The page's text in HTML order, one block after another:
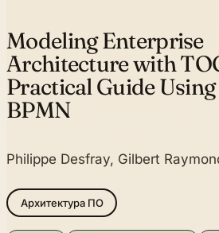
Modeling Enterprise
Architecture with
Practical Guide
BPMN
Philippe Desfray, Gilbert
Архитектура ПО